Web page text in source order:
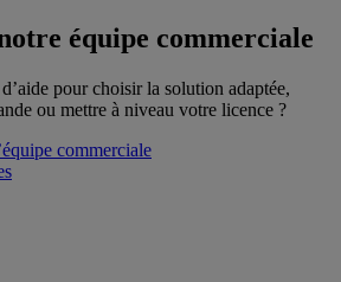
équipe commerciale
pour choisir la solution adaptée,
ou mettre à niveau votre licence ?
commerciale